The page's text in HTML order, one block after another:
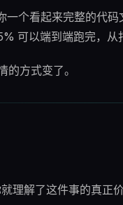
一个看起来完整的代
可以端到端跑完，从
方式变了。
理解了这件事的真正价